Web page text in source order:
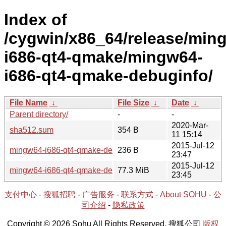
Index of
/cygwin/x86_64/release/
i686-qt4-qmake/mingw64-
i686-qt4-qmake-debuginfo/
File Name ↓ File Size ↓ Date ↓
Parent directory/
-
-
sha512.sum
354 B
2020-Mar-
11 15:14
mingw64-i686-qt4-qmake-debuginfo-4.8.7-1.hint
236 B
2015-Jul-12
23:47
mingw64-i686-qt4-qmake-debuginfo-4.8.7-1.tar.xz
77.3 MiB
2015-Jul-12
23:45
支付中心 - 搜狐招聘 - 广告服务 - 联系方式 - About SOHU - 公
司介绍 - 隐私政策
Copyright © 2026 Sohu All Rights Reserved. 搜狐公司 版权